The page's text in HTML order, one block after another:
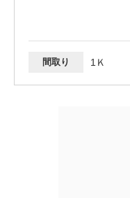
間取り 1Ｋ